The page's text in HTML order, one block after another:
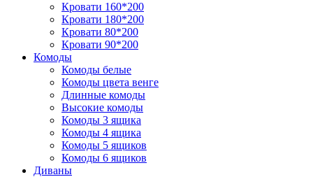
Кровати 160*200
Кровати 180*200
Кровати 80*200
Кровати 90*200
Комоды
Комоды белые
Комоды цвета венге
Длинные комоды
Высокие комоды
Комоды 3 ящика
Комоды 4 ящика
Комоды 5 ящиков
Комоды 6 ящиков
Диваны